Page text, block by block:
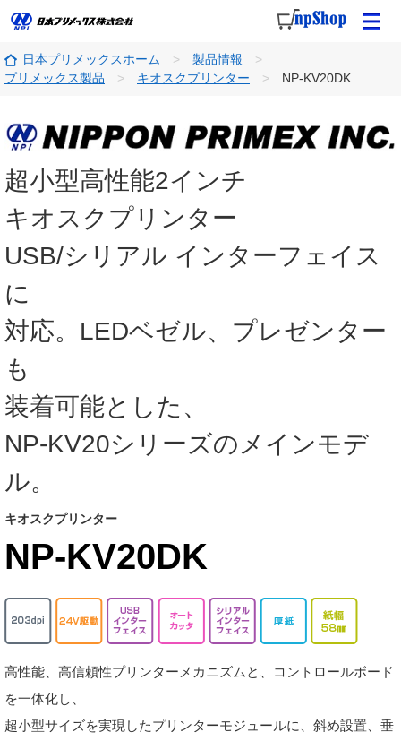
日本プリメックスホーム
製品情報
プリメックス製品
キオスクプリンター NP-KV20DK
超小型高性能2インチ
キオスクプリンター
USB/シリアル インターフェイス
に
対応。LEDベゼル、プレゼンター
も
装着可能とした、
NP-KV20シリーズのメインモデ
ル。
キオスクプリンター
NP-KV20DK
高性能、高信頼性プリンターメカニズムと、コントロールボード
を一体化し、
超小型サイズを実現したプリンターモジュールに、斜め設置、垂